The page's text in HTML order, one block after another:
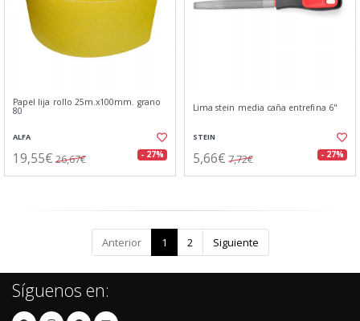
Papel lija rollo 25m.x100mm. grano
80
ALFA
19,55€ 26,67€ - 27%
Lima stein media caña entrefina 6"
STEIN
5,66€ 7,72€ - 27%
Anterior 1 2 Siguiente
Síguenos en: